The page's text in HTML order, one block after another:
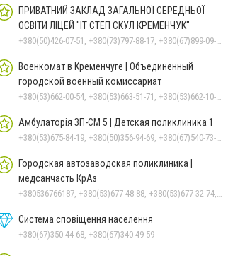
ПРИВАТНИЙ ЗАКЛАД ЗАГАЛЬНОЇ СЕРЕДНЬОЇ
ОСВІТИ ЛІЦЕЙ "ІТ СТЕП СКУЛ КРЕМЕНЧУК"
+380(50)426-07-51, +380(73)797-88-17, +380(67)899-09-16
Военкомат в Кременчуге | Объединенный
городской военный комиссариат
+380(53)662-00-54, +380(53)663-51-71, +380(53)662-10-35
Амбулаторія ЗП-СМ 5 | Детская поликлиника 1
+380(53)675-84-19, +380(50)356-94-69, +380(67)540-73-87
Городская автозаводская поликлиника |
медсанчасть КрАз
+380536766187, +380(53)677-48-88, +380(53)677-32-74, +380(53)676-62-99
Система сповіщення населення
+380(67)350-44-68, +380(67)340-49-59